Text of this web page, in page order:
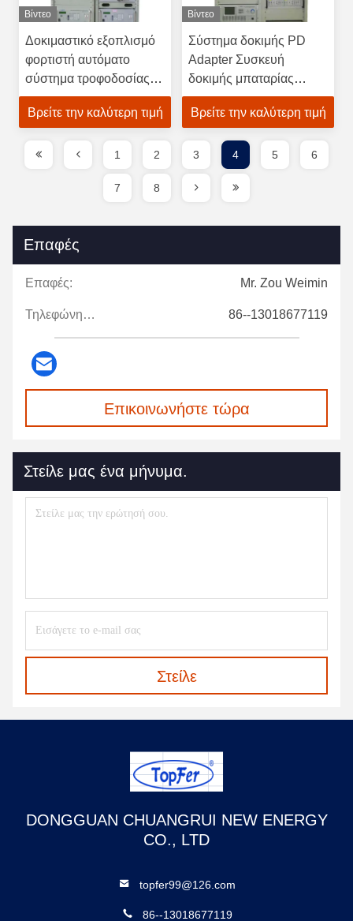
Βίντεο
Δοκιμαστικό εξοπλισμό
φορτιστή αυτόματο
σύστημα τροφοδοσίας
ηλεκτρικής ενέργειας
Βρείτε την καλύτερη τιμή
Βίντεο
Σύστημα δοκιμής PD
Adapter Συσκευή
δοκιμής μπαταρίας
μηχανή γρήγορης
φόρτισης ATE
Βρείτε την καλύτερη τιμή
1 2 3 4 5 6
7 8
Επαφές
Επαφές: Mr. Zou Weimin
Τηλεφώνημα: 86--13018677119
Επικοινωνήστε τώρα
Στείλε μας ένα μήνυμα.
Στείλε
DONGGUAN CHUANGRUI NEW ENERGY
CO., LTD
topfer99@126.com
86--13018677119